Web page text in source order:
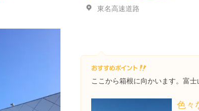
東名高速道路
ここから箱根に向かいます。富士
色々